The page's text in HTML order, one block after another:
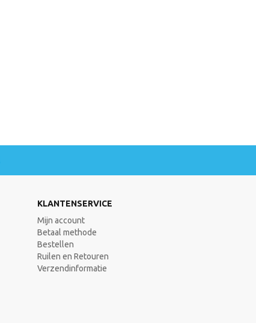
KLANTENSERVICE
Mijn account
Betaal methode
Bestellen
Ruilen en Retouren
Verzendinformatie